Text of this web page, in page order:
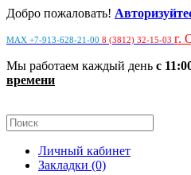
Добро пожаловать!
MAX +7-913-628-21-00 8 (3812) 32-15-03 г.
Мы работаем каждый день с
времени
Личный кабинет
Закладки (0)